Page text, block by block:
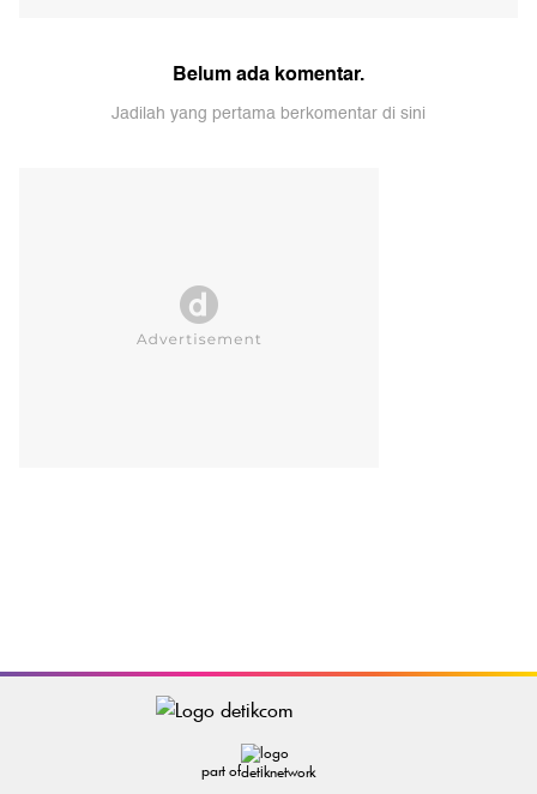
Belum ada komentar.
Jadilah yang pertama berkomentar di sini
part of